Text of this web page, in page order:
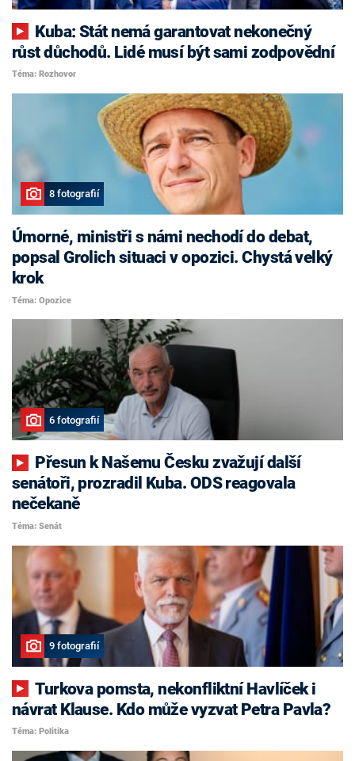
růst důchodů. Lidé musí být sami zodpovědní
Téma: Rozhovor
8 fotografií
Úmorné, ministři s námi nechodí do debat,
popsal Grolich situaci v opozici. Chystá velký
krok
Téma: Opozice
6 fotografií
senátoři, prozradil Kuba. ODS reagovala
nečekaně
Téma: Senát
9 fotografií
Turkova pomsta, nekonfliktní Havlíček i
návrat Klause. Kdo může vyzvat Petra Pavla?
Téma: Politika